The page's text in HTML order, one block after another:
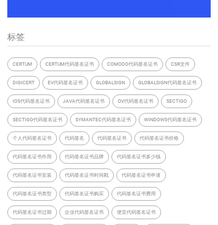
标签
CERTUM CERTUM代码签名证书 COMODO代码签名证书 CSR文件
DIGICERT EV代码签名证书 GLOBALSIGN GLOBALSIGN代码签名证书
IOS代码签名证书 JAVA代码签名证书 OV代码签名证书 SECTIGO
SECTIGO代码签名证书 SYMANTEC代码签名证书 WINDOWS代码签名证书
个人代码签名证书 代码签名 代码签名证书 代码签名证书价格
代码签名证书作用 代码签名证书品牌 代码签名证书多少钱
代码签名证书安装 代码签名证书时间戳 代码签名证书申请
代码签名证书类型 代码签名证书购买 代码签名证书费用
代码签名证书过期 企业代码签名证书 便宜代码签名证书